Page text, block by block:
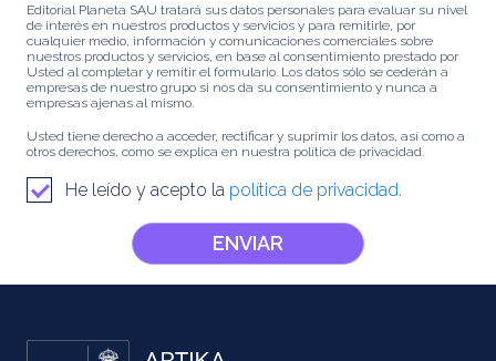
Editorial Planeta SAU tratará sus datos personales para evaluar su nivel
de interés en nuestros productos y servicios y para remitirle, por
cualquier medio, información y comunicaciones comerciales sobre
nuestros productos y servicios, en base al consentimiento prestado por
Usted al completar y remitir el formulario. Los datos sólo se cederán a
empresas de nuestro grupo si nos da su consentimiento y nunca a
empresas ajenas al mismo.
Usted tiene derecho a acceder, rectificar y suprimir los datos, así como a
otros derechos, como se explica en nuestra política de privacidad.
He leído y acepto la política de privacidad.
ENVIAR